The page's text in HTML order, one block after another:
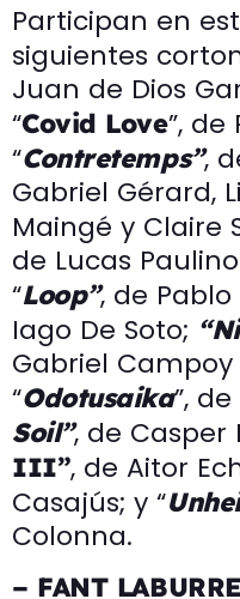
Participan en
siguientes
Juan de Dios
“Covid Love”, de
“Contretemps”,
Gabriel Gérard,
Maingé y Claire
de Lucas
“Loop”, de Pablo
Iago De Soto;
Gabriel Campoy
“Odotusaika”,
Soil”, de Casper
III”, de Aitor
Casajús; y “
Colonna.
– FANT